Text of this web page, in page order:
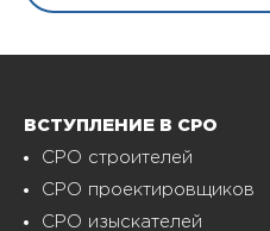
ВСТУПЛЕНИЕ В СРО
СРО строителей
СРО проектировщиков
СРО изыскателей